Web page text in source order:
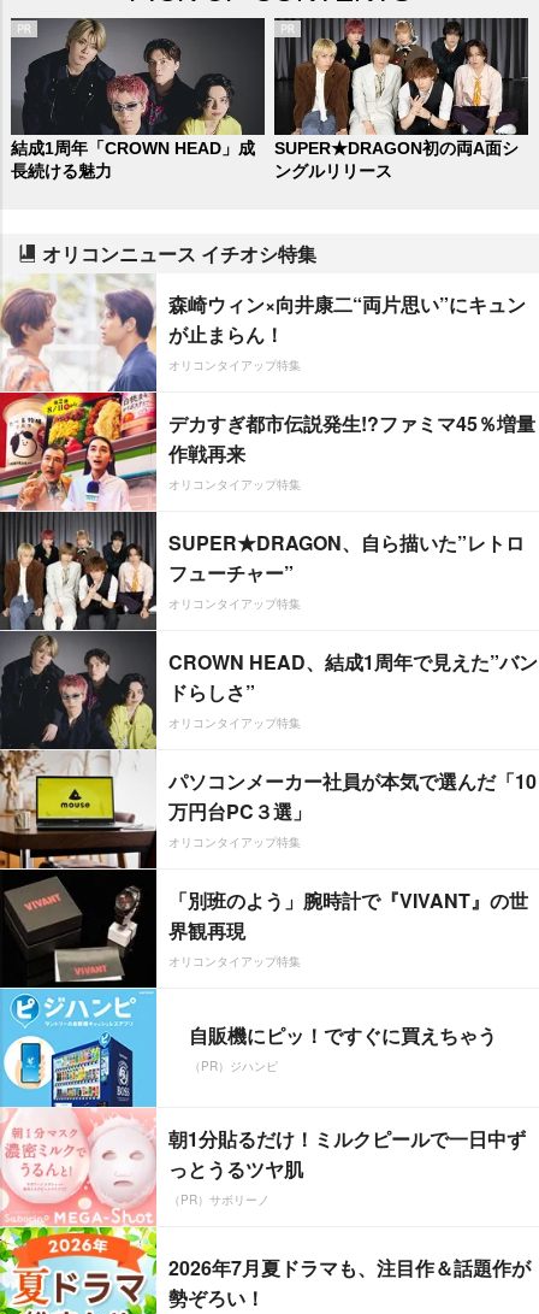
結成1周年「CROWN HEAD」成
長続ける魅力
SUPER★DRAGON初の両A面シ
ングルリリース
オリコンニュース イチオシ特集
森崎ウィン×向井康二“両片思い”にキュン
が止まらん！
オリコンタイアップ特集
デカすぎ都市伝説発生!?ファミマ45％増量
作戦再来
オリコンタイアップ特集
SUPER★DRAGON、自ら描いた”レトロ
フューチャー”
オリコンタイアップ特集
CROWN HEAD、結成1周年で見えた”バン
ドらしさ”
オリコンタイアップ特集
パソコンメーカー社員が本気で選んだ「10
万円台PC３選」
オリコンタイアップ特集
「別班のよう」腕時計で『VIVANT』の世
界観再現
オリコンタイアップ特集
自販機にピッ！ですぐに買えちゃう
（PR）ジハンピ
朝1分貼るだけ！ミルクピールで一日中ず
っとうるツヤ肌
（PR）サボリーノ
2026年7月夏ドラマも、注目作＆話題作が
勢ぞろい！